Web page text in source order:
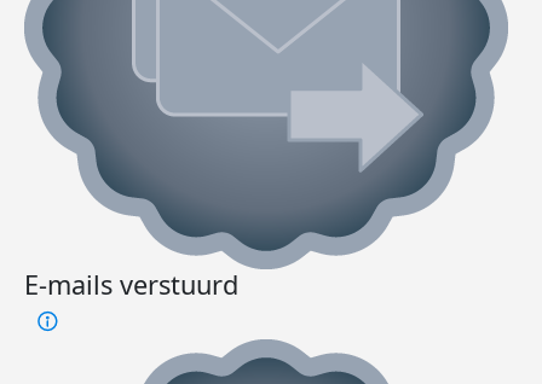
E-mails verstuurd